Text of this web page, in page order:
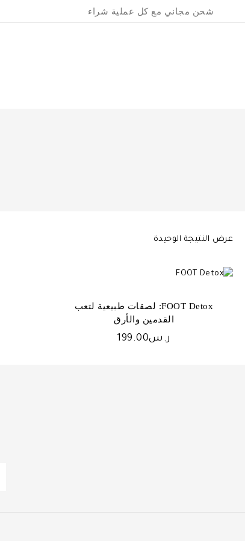
to
شحن مجاني مع كل عملية شراء
عرض النتيجة الوحيدة
FOOT Detox: لصقات طبيعية لتعب
القدمين والأرق
ر.س199.00